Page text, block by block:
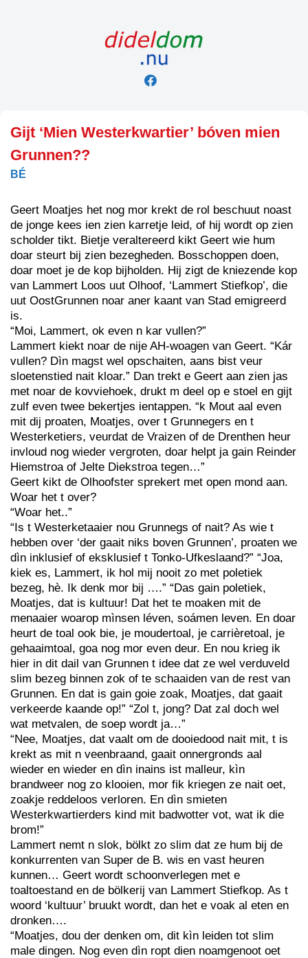
Gijt ‘Mien Westerkwartier’ bóven mien
Grunnen??
BÉ
Geert Moatjes het nog mor krekt de rol beschuut noast
de jonge kees ien zien karretje leid, of hij wordt op zien
scholder tikt. Bietje veraltereerd kikt Geert wie hum
doar steurt bij zien bezegheden. Bosschoppen doen,
doar moet je de kop bijholden. Hij zigt de kniezende kop
van Lammert Loos uut Olhoof, ‘Lammert Stiefkop’, die
uut OostGrunnen noar aner kaant van Stad emigreerd
is.
“Moi, Lammert, ok even n kar vullen?”
Lammert kiekt noar de nije AH-woagen van Geert. “Kár
vullen? Dìn magst wel opschaiten, aans bist veur
sloetenstied nait kloar.” Dan trekt e Geert aan zien jas
met noar de kovviehoek, drukt m deel op e stoel en gijt
zulf even twee bekertjes ientappen. “k Mout aal even
mit dij proaten, Moatjes, over t Grunnegers en t
Westerketiers, veurdat de Vraizen of de Drenthen heur
invloud nog wieder vergroten, doar helpt ja gain Reinder
Hiemstroa of Jelte Diekstroa tegen…”
Geert kikt de Olhoofster sprekert met open mond aan.
Woar het t over?
“Woar het..”
“Is t Westerketaaier nou Grunnegs of nait? As wie t
hebben over ‘der gaait niks boven Grunnen’, proaten we
dìn inklusief of eksklusief t Tonko-Ufkeslaand?” “Joa,
kiek es, Lammert, ik hol mij nooit zo met poletiek
bezeg, hè. Ik denk mor bij ….” “Das gain poletiek,
Moatjes, dat is kultuur! Dat het te moaken mit de
menaaier woarop mìnsen léven, soámen leven. En doar
heurt de toal ook bie, je moudertoal, je carrièretoal, je
gehaaimtoal, goa nog mor even deur. En nou krieg ik
hier in dit dail van Grunnen t idee dat ze wel verduveld
slim bezeg binnen zok of te schaaiden van de rest van
Grunnen. En dat is gain goie zoak, Moatjes, dat gaait
verkeerde kaande op!” “Zol t, jong? Dat zal doch wel
wat metvalen, de soep wordt ja…”
“Nee, Moatjes, dat vaalt om de dooiedood nait mit, t is
krekt as mit n veenbraand, gaait onnergronds aal
wieder en wieder en dìn inains ist malleur, kìn
brandweer nog zo klooien, mor fik kriegen ze nait oet,
zoakje reddeloos verloren. En dìn smieten
Westerkwartierders kind mit badwotter vot, wat ik die
brom!”
Lammert nemt n slok, bölkt zo slim dat ze hum bij de
konkurrenten van Super de B. wis en vast heuren
kunnen… Geert wordt schoonverlegen met e
toaltoestand en de bölkerij van Lammert Stiefkop. As t
woord ‘kultuur’ bruukt wordt, dan het e voak al eten en
dronken….
“Moatjes, dou der denken om, dit kìn leiden tot slim
male dingen. Nog even dìn ropt dien noamgenoot oet